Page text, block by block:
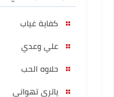
كفاية غياب
علي وعدي
حلاوه الحب
ياتري تهواني